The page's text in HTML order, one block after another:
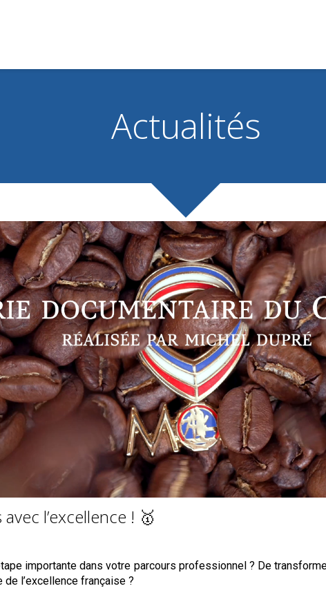
Actualités
l’excellence ! 🥇
importante dans votre parcours professionnel ? De
l’excellence française ?